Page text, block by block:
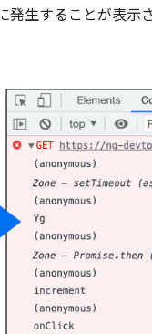
生することが表示